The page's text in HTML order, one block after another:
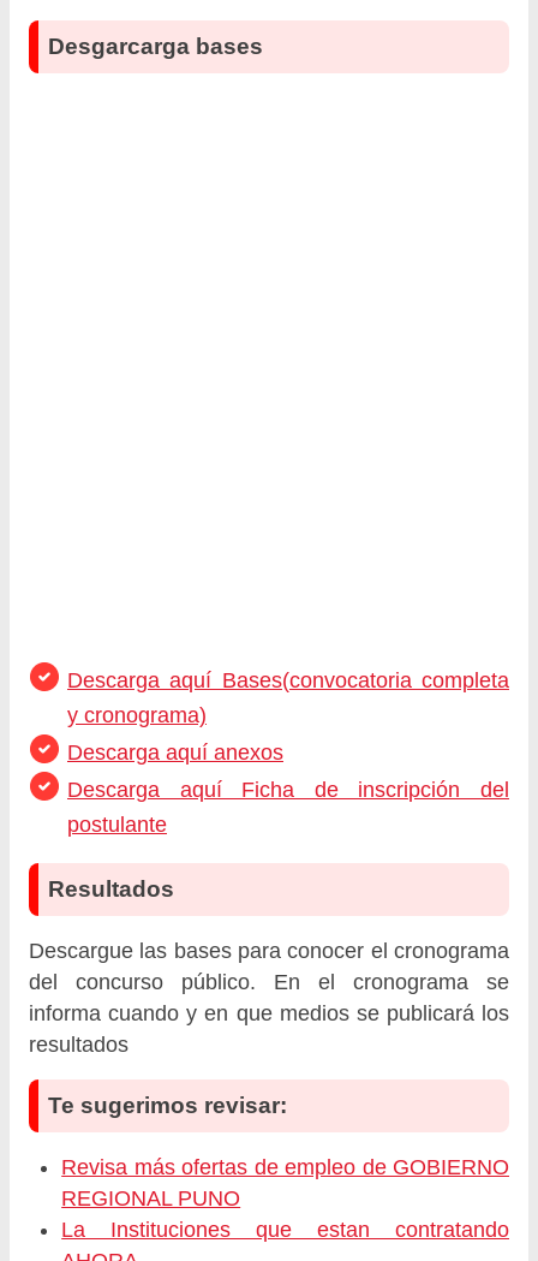
Desgarcarga bases
Descarga aquí Bases(convocatoria completa
y cronograma)
Descarga aquí anexos
Descarga aquí Ficha de inscripción del
postulante
Resultados
Descargue las bases para conocer el cronograma
del concurso público. En el cronograma se
informa cuando y en que medios se publicará los
resultados
Te sugerimos revisar:
Revisa más ofertas de empleo de GOBIERNO
REGIONAL PUNO
La Instituciones que estan contratando